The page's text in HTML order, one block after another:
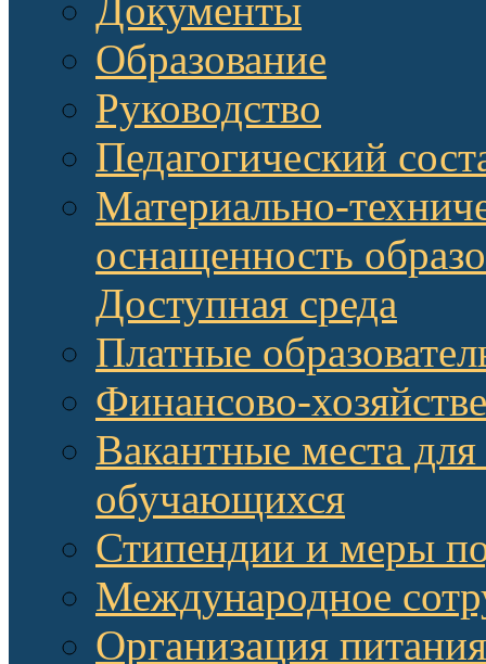
Документы
Образование
Руководство
Педагогический
Материально-
оснащенность
Доступная среда
Платные
Финансово-
Вакантные места
обучающихся
Стипендии и меры
Международное
Организация